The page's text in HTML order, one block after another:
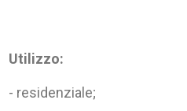
Utilizzo:
- residenziale;